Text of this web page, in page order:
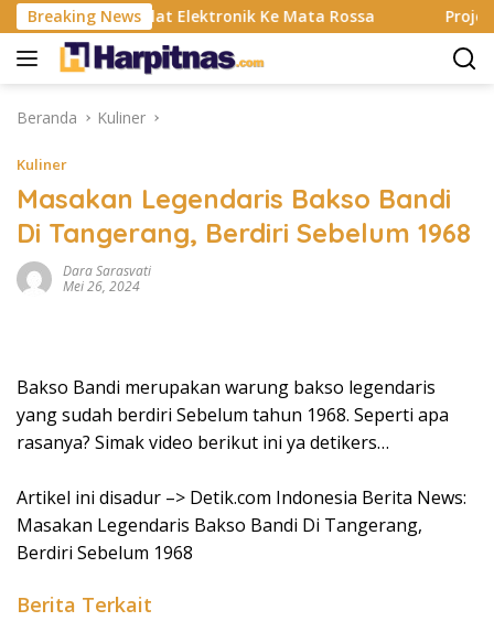
Langsung
ke
konten
Breaking News
Banting, Alat Elektronik Ke Mata Rossa Project
Beranda Kuliner
Kuliner
Masakan Legendaris Bakso Bandi
Di Tangerang, Berdiri Sebelum 1968
Dara Sarasvati
Mei 26, 2024
Bakso Bandi merupakan warung bakso legendaris
yang sudah berdiri Sebelum tahun 1968. Seperti apa
rasanya? Simak video berikut ini ya detikers…
Artikel ini disadur –> Detik.com Indonesia Berita News:
Masakan Legendaris Bakso Bandi Di Tangerang,
Berdiri Sebelum 1968
Berita Terkait